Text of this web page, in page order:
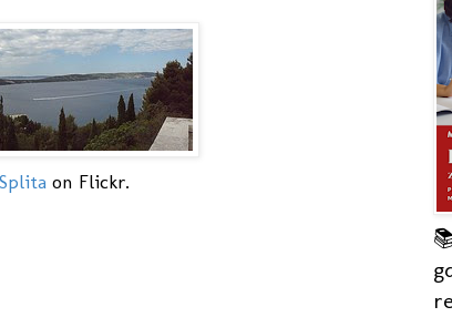
on Flickr.